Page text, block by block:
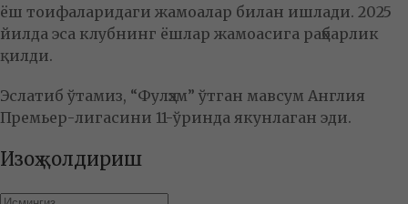
ёш тоифаларидаги жамоалар билан ишлади. 2025
йилда эса клубнинг ёшлар жамоасига раҳбарлик
қилди.
Эслатиб ўтамиз, “Фулҳэм” ўтган мавсум Англия
Премьер-лигасини 11-ўринда якунлаган эди.
Изоҳ қолдириш